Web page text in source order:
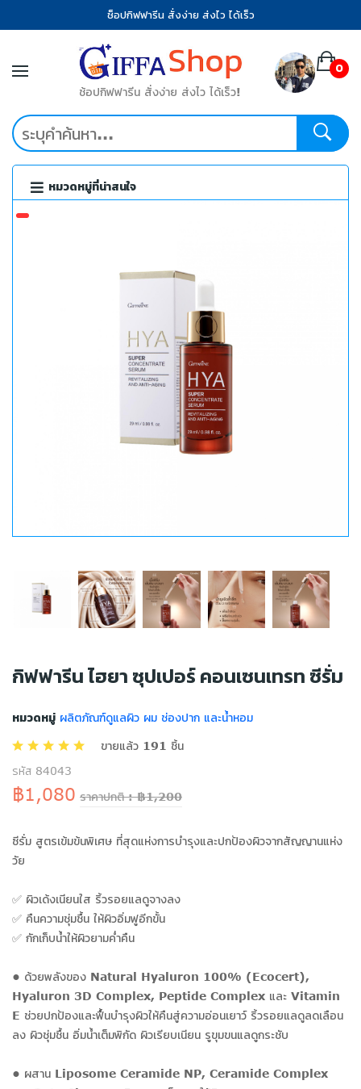
ช็อปกิฟฟารีน สั่งง่าย ส่งไว ได้เร็ว
ช้อปกิฟฟารีน สั่งง่าย ส่งไว ได้เร็ว!
0
หมวดหมู่ที่น่าสนใจ
กิฟฟารีน ไฮยา ซุปเปอร์ คอนเซนเทรท ซีรั่ม
หมวดหมู่ ผลิตภัณฑ์ดูแลผิว ผม ช่องปาก และน้ำหอม
ขายแล้ว 191 ชิ้น
รหัส 84043
฿1,080 ราคาปกติ : ฿1,200
ซีรั่ม สูตรเข้มข้นพิเศษ ที่สุดแห่งการบำรุงและปกป้องผิวจากสัญญานแห่ง
วัย
✅ ผิวเด้งเนียนใส ริ้วรอยแลดูจางลง
✅ คืนความชุ่มชื้น ให้ผิวอิ่มฟูอีกขั้น
✅ กักเก็บน้ำให้ผิวยามค่ำคืน
• ด้วยพลังของ Natural Hyaluron 100% (Ecocert),
Hyaluron 3D Complex, Peptide Complex และ Vitamin
E ช่วยปกป้องและฟื้นบำรุงผิวให้คืนสู่ความอ่อนเยาว์ ริ้วรอยแลดูลดเลือน
ลง ผิวชุ่มชื้น อิ่มน้ำเต็มพิกัด ผิวเรียบเนียน รูขุมขนแลดูกระชับ
• ผสาน Liposome Ceramide NP, Ceramide Complex